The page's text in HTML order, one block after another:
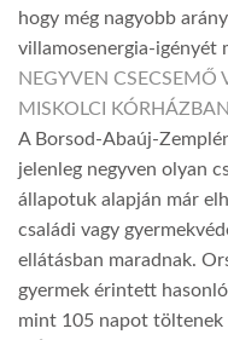
hogy még nagyobb
villamosenergia-igényét
NEGYVEN CSECSEMŐ
MISKOLCI KÓRHÁZBAN
A Borsod-Abaúj-
jelenleg negyven olyan
állapotuk alapján már
családi vagy
ellátásban maradnak.
gyermek érintett
mint 105 napot töltenek